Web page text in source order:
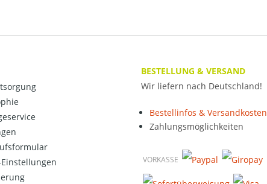
Einstellungen
BESTELLUNG & VERSAND
Wir liefern nach Deutschland!
Bestellinfos & Versandkosten
Zahlungsmöglichkeiten
VORKASSE